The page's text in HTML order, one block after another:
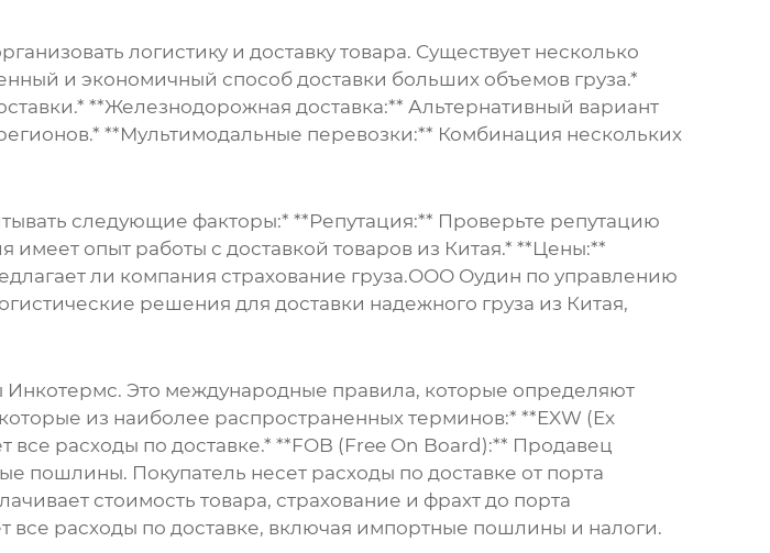
логистику и доставку товара. Существует несколько
и экономичный способ доставки больших объемов груза.*
**Железнодорожная доставка:** Альтернативный вариант
**Мультимодальные перевозки:** Комбинация нескольких
следующие факторы:* **Репутация:** Проверьте репутацию
опыт работы с доставкой товаров из Китая.* **Цены:**
ли компания страхование груза.ООО Оудин по управлению
решения для доставки надежного груза из Китая,
Это международные правила, которые определяют
из наиболее распространенных терминов:* **EXW (Ex
все расходы по доставке.* **FOB (Free On Board):** Продавец
пошлины. Покупатель несет расходы по доставке от порта
стоимость товара, страхование и фрахт до порта
все расходы по доставке, включая импортные пошлины и налоги.